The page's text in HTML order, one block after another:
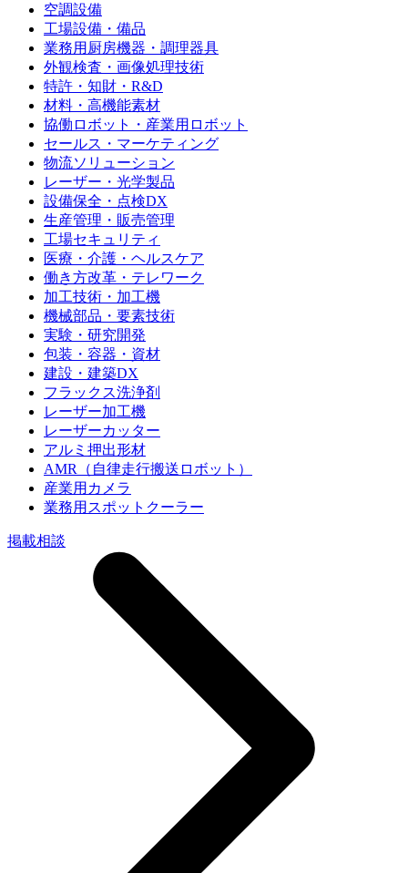
空調設備
工場設備・備品
業務用厨房機器・調理器具
外観検査・画像処理技術
特許・知財・R&D
材料・高機能素材
協働ロボット・産業用ロボット
セールス・マーケティング
物流ソリューション
レーザー・光学製品
設備保全・点検DX
生産管理・販売管理
工場セキュリティ
医療・介護・ヘルスケア
働き方改革・テレワーク
加工技術・加工機
機械部品・要素技術
実験・研究開発
包装・容器・資材
建設・建築DX
フラックス洗浄剤
レーザー加工機
レーザーカッター
アルミ押出形材
AMR（自律走行搬送ロボット）
産業用カメラ
業務用スポットクーラー
掲載相談